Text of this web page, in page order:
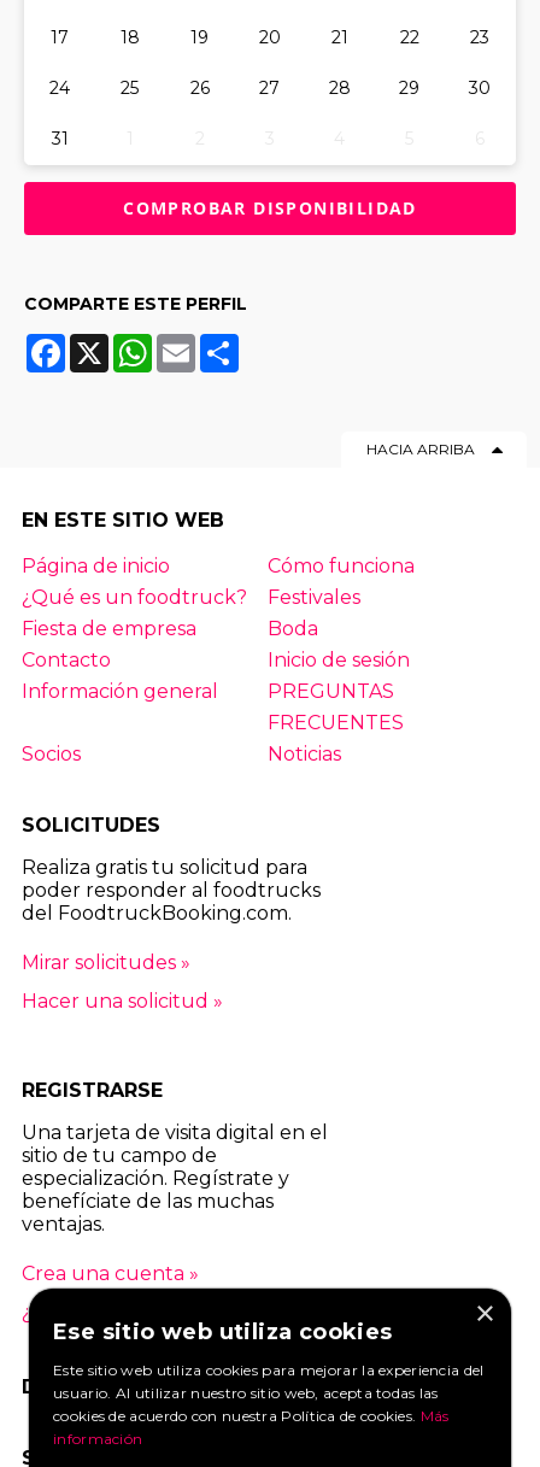
17 18 19 20 21 22 23
24 25 26 27 28 29 30
31
COMPARTE ESTE PERFIL
Facebook
X WhatsApp
Email
HACIA ARRIBA
EN ESTE SITIO WEB
Página de inicio
Cómo funciona
¿Qué es un foodtruck?
Festivales
Fiesta de empresa
Boda
Contacto
Inicio de sesión
Información general
PREGUNTAS
FRECUENTES
Socios
Noticias
SOLICITUDES
Realiza gratis tu solicitud para
poder responder al foodtrucks
del FoodtruckBooking.com.
Mirar solicitudes »
Hacer una solicitud »
REGISTRARSE
Una tarjeta de visita digital en el
sitio de tu campo de
especialización. Regístrate y
benefíciate de las muchas
ventajas.
Crea una cuenta »
¿Cuáles son las ventajas? »
DANOS UN ME GUSTA EN FACEBOOK
SOCIAL MEDIA
×
Ese sitio web utiliza cookies
Este sitio web utiliza cookies para mejorar la experiencia del
usuario. Al utilizar nuestro sitio web, acepta todas las
cookies de acuerdo con nuestra Política de cookies. Más
información